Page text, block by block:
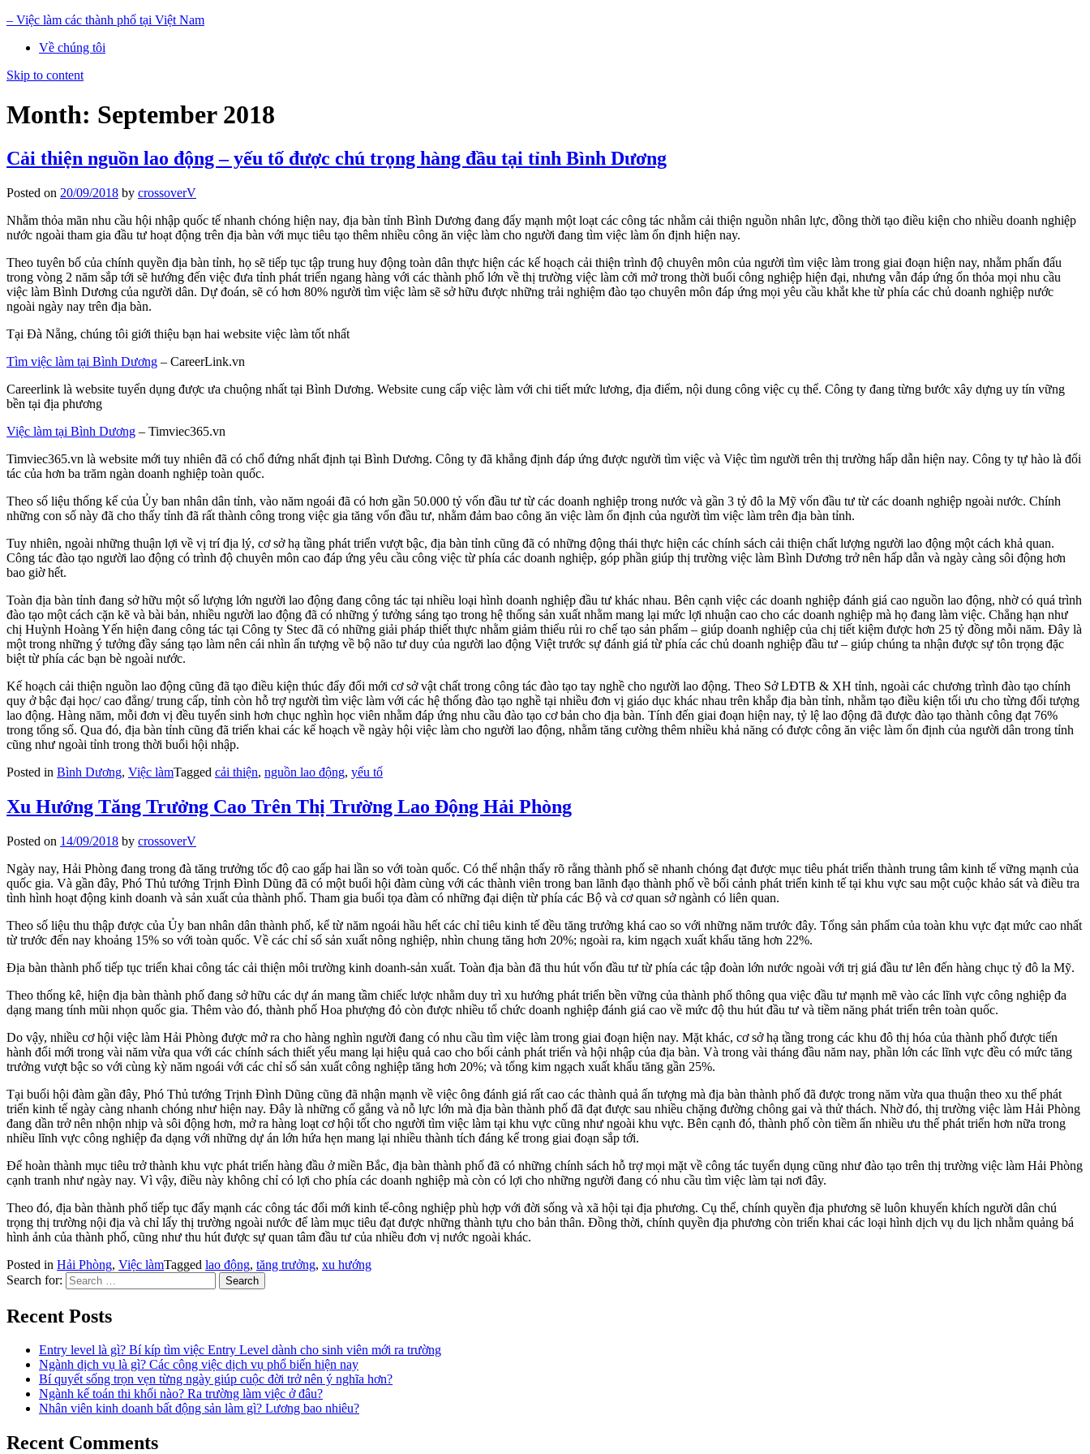
– Việc làm các thành phố tại Việt Nam
Về chúng tôi
Skip to content
Month: September 2018
Cải thiện nguồn lao động – yếu tố được chú trọng hàng đầu tại tỉnh Bình Dương
Posted on 20/09/2018 by crossoverV
Nhằm thỏa mãn nhu cầu hội nhập quốc tế nhanh chóng hiện nay, địa bàn tỉnh Bình Dương đang đẩy mạnh một loạt các công tác nhằm cải thiện nguồn nhân lực, đồng thời tạo điều kiện cho nhiều doanh nghiệp
nước ngoài tham gia đầu tư hoạt động trên địa bàn với mục tiêu tạo thêm nhiều công ăn việc làm cho người đang tìm việc làm ổn định hiện nay.
Theo tuyên bố của chính quyền địa bàn tỉnh, họ sẽ tiếp tục tập trung huy động toàn dân thực hiện các kế hoạch cải thiện trình độ chuyên môn của người tìm việc làm trong giai đoạn hiện nay, nhằm phấn đấu
trong vòng 2 năm sắp tới sẽ hướng đến việc đưa tỉnh phát triển ngang hàng với các thành phố lớn về thị trường việc làm cởi mở trong thời buổi công nghiệp hiện đại, nhưng vẫn đáp ứng ổn thỏa mọi nhu cầu
việc làm Bình Dương của người dân. Dự đoán, sẽ có hơn 80% người tìm việc làm sẽ sở hữu được những trải nghiệm đào tạo chuyên môn đáp ứng mọi yêu cầu khắt khe từ phía các chủ doanh nghiệp nước
ngoài ngày nay trên địa bàn.
Tại Đà Nẵng, chúng tôi giới thiệu bạn hai website việc làm tốt nhất
Tìm việc làm tại Bình Dương – CareerLink.vn
Careerlink là website tuyển dụng được ưa chuộng nhất tại Bình Dương. Website cung cấp việc làm với chi tiết mức lương, địa điểm, nội dung công việc cụ thể. Công ty đang từng bước xây dựng uy tín vững
bền tại địa phương
Việc làm tại Bình Dương – Timviec365.vn
Timviec365.vn là website mới tuy nhiên đã có chổ đứng nhất định tại Bình Dương. Công ty đã khẳng định đáp ứng được người tìm việc và Việc tìm người trên thị trường hấp dẫn hiện nay. Công ty tự hào là đối
tác của hơn ba trăm ngàn doanh nghiệp toàn quốc.
Theo số liệu thống kế của Ủy ban nhân dân tỉnh, vào năm ngoái đã có hơn gần 50.000 tỷ vốn đầu tư từ các doanh nghiệp trong nước và gần 3 tỷ đô la Mỹ vốn đầu tư từ các doanh nghiệp ngoài nước. Chính
những con số này đã cho thấy tỉnh đã rất thành công trong việc gia tăng vốn đầu tư, nhằm đảm bao công ăn việc làm ổn định của người tìm việc làm trên địa bàn tỉnh.
Tuy nhiên, ngoài những thuận lợi về vị trí địa lý, cơ sở hạ tầng phát triển vượt bậc, địa bàn tỉnh cũng đã có những động thái thực hiện các chính sách cải thiện chất lượng người lao động một cách khả quan.
Công tác đào tạo người lao động có trình độ chuyên môn cao đáp ứng yêu cầu công việc từ phía các doanh nghiệp, góp phần giúp thị trường việc làm Bình Dương trở nên hấp dẫn và ngày càng sôi động hơn
bao giờ hết.
Toàn địa bàn tỉnh đang sở hữu một số lượng lớn người lao động đang công tác tại nhiều loại hình doanh nghiệp đầu tư khác nhau. Bên cạnh việc các doanh nghiệp đánh giá cao nguồn lao động, nhờ có quá trình
đào tạo một cách cặn kẽ và bài bản, nhiều người lao động đã có những ý tưởng sáng tạo trong hệ thống sản xuất nhằm mang lại mức lợi nhuận cao cho các doanh nghiệp mà họ đang làm việc. Chẳng hạn như
chị Huỳnh Hoàng Yến hiện đang công tác tại Công ty Stec đã có những giải pháp thiết thực nhằm giảm thiểu rủi ro chế tạo sản phẩm – giúp doanh nghiệp của chị tiết kiệm được hơn 25 tỷ đồng mỗi năm. Đây là
một trong những ý tưởng đầy sáng tạo làm nên cái nhìn ấn tượng về bộ não tư duy của người lao động Việt trước sự đánh giá từ phía các chủ doanh nghiệp đầu tư – giúp chúng ta nhận được sự tôn trọng đặc
biệt từ phía các bạn bè ngoài nước.
Kế hoạch cải thiện nguồn lao động cũng đã tạo điều kiện thúc đẩy đổi mới cơ sở vật chất trong công tác đào tạo tay nghề cho người lao động. Theo Sở LĐTB & XH tỉnh, ngoài các chương trình đào tạo chính
quy ở bậc đại học/ cao đẳng/ trung cấp, tỉnh còn hỗ trợ người tìm việc làm với các hệ thống đào tạo nghề tại nhiều đơn vị giáo dục khác nhau trên khắp địa bàn tỉnh, nhằm tạo điều kiện tối ưu cho từng đối tượng
lao động. Hàng năm, mỗi đơn vị đều tuyển sinh hơn chục nghìn học viên nhằm đáp ứng nhu cầu đào tạo cơ bản cho địa bàn. Tính đến giai đoạn hiện nay, tỷ lệ lao động đã được đào tạo thành công đạt 76%
trong tổng số. Qua đó, địa bàn tỉnh cũng đã triển khai các kế hoạch về ngày hội việc làm cho người lao động, nhằm tăng cường thêm nhiều khả năng có được công ăn việc làm ổn định của người dân trong tỉnh
cũng như ngoài tỉnh trong thời buổi hội nhập.
Posted in Bình Dương, Việc làmTagged cải thiện, nguồn lao động, yếu tố
Xu Hướng Tăng Trưởng Cao Trên Thị Trường Lao Động Hải Phòng
Posted on 14/09/2018 by crossoverV
Ngày nay, Hải Phòng đang trong đà tăng trưởng tốc độ cao gấp hai lần so với toàn quốc. Có thể nhận thấy rõ rằng thành phố sẽ nhanh chóng đạt được mục tiêu phát triển thành trung tâm kinh tế vững mạnh của
quốc gia. Và gần đây, Phó Thủ tướng Trịnh Đình Dũng đã có một buổi hội đàm cùng với các thành viên trong ban lãnh đạo thành phố về bối cảnh phát triển kinh tế tại khu vực sau một cuộc khảo sát và điều tra
tình hình hoạt động kinh doanh và sản xuất của thành phố. Tham gia buổi tọa đàm có những đại diện từ phía các Bộ và cơ quan sở ngành có liên quan.
Theo số liệu thu thập được của Ủy ban nhân dân thành phố, kể từ năm ngoái hầu hết các chỉ tiêu kinh tế đều tăng trưởng khá cao so với những năm trước đây. Tổng sản phẩm của toàn khu vực đạt mức cao nhất
từ trước đến nay khoảng 15% so với toàn quốc. Về các chỉ số sản xuất nông nghiệp, nhìn chung tăng hơn 20%; ngoài ra, kim ngạch xuất khẩu tăng hơn 22%.
Địa bàn thành phố tiếp tục triển khai công tác cải thiện môi trường kinh doanh-sản xuất. Toàn địa bàn đã thu hút vốn đầu tư từ phía các tập đoàn lớn nước ngoài với trị giá đầu tư lên đến hàng chục tỷ đô la Mỹ.
Theo thống kê, hiện địa bàn thành phố đang sở hữu các dự án mang tầm chiếc lược nhằm duy trì xu hướng phát triển bền vững của thành phố thông qua việc đầu tư mạnh mẽ vào các lĩnh vực công nghiệp đa
dạng mang tính mũi nhọn quốc gia. Thêm vào đó, thành phố Hoa phượng đỏ còn được nhiều tổ chức doanh nghiệp đánh giá cao về mức độ thu hút đầu tư và tiềm năng phát triển trên toàn quốc.
Do vậy, nhiều cơ hội việc làm Hải Phòng được mở ra cho hàng nghìn người đang có nhu cầu tìm việc làm trong giai đoạn hiện nay. Mặt khác, cơ sở hạ tầng trong các khu đô thị hóa của thành phố được tiến
hành đổi mới trong vài năm vừa qua với các chính sách thiết yếu mang lại hiệu quả cao cho bối cảnh phát triển và hội nhập của địa bàn. Và trong vài tháng đầu năm nay, phần lớn các lĩnh vực đều có mức tăng
trưởng vượt bậc so với cùng kỳ năm ngoái với các chỉ số sản xuất công nghiệp tăng hơn 20%; và tổng kim ngạch xuất khẩu tăng gần 25%.
Tại buổi hội đàm gần đây, Phó Thủ tướng Trịnh Đình Dũng cũng đã nhận mạnh về việc ông đánh giá rất cao các thành quả ấn tượng mà địa bàn thành phố đã được trong năm vừa qua thuận theo xu thế phát
triển kinh tế ngày càng nhanh chóng như hiện nay. Đây là những cố gắng và nỗ lực lớn mà địa bàn thành phố đã đạt được sau nhiều chặng đường chông gai và thử thách. Nhờ đó, thị trường việc làm Hải Phòng
đang dần trở nên nhộn nhịp và sôi động hơn, mở ra hàng loạt cơ hội tốt cho người tìm việc làm tại khu vực cũng như ngoài khu vực. Bên cạnh đó, thành phố còn tiềm ẩn nhiều ưu thế phát triển hơn nữa trong
nhiều lĩnh vực công nghiệp đa dạng với những dự án lớn hứa hẹn mang lại nhiều thành tích đáng kể trong giai đoạn sắp tới.
Để hoàn thành mục tiêu trở thành khu vực phát triển hàng đầu ở miền Bắc, địa bàn thành phố đã có những chính sách hỗ trợ mọi mặt về công tác tuyển dụng cũng như đào tạo trên thị trường việc làm Hải Phòng
cạnh tranh như ngày nay. Vì vậy, điều này không chỉ có lợi cho phía các doanh nghiệp mà còn có lợi cho những người đang có nhu cầu tìm việc làm tại nơi đây.
Theo đó, địa bàn thành phố tiếp tục đẩy mạnh các công tác đổi mới kinh tế-công nghiệp phù hợp với đời sống và xã hội tại địa phương. Cụ thể, chính quyền địa phương sẽ luôn khuyến khích người dân chú
trọng thị trường nội địa và chỉ lấy thị trường ngoài nước để làm mục tiêu đạt được những thành tựu cho bản thân. Đồng thời, chính quyền địa phương còn triển khai các loại hình dịch vụ du lịch nhằm quảng bá
hình ảnh của thành phố, cũng như thu hút được sự quan tâm đầu tư của nhiều đơn vị nước ngoài khác.
Posted in Hải Phòng, Việc làmTagged lao động, tăng trưởng, xu hướng
Search for:
Recent Posts
Entry level là gì? Bí kíp tìm việc Entry Level dành cho sinh viên mới ra trường
Ngành dịch vụ là gì? Các công việc dịch vụ phổ biến hiện nay
Bí quyết sống trọn vẹn từng ngày giúp cuộc đời trở nên ý nghĩa hơn?
Ngành kế toán thi khối nào? Ra trường làm việc ở đâu?
Nhân viên kinh doanh bất động sản làm gì? Lương bao nhiêu?
Recent Comments